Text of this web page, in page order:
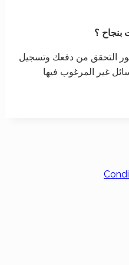
؟
فور التحقق من دفعك وتسجيل
غير المرغوب فيها